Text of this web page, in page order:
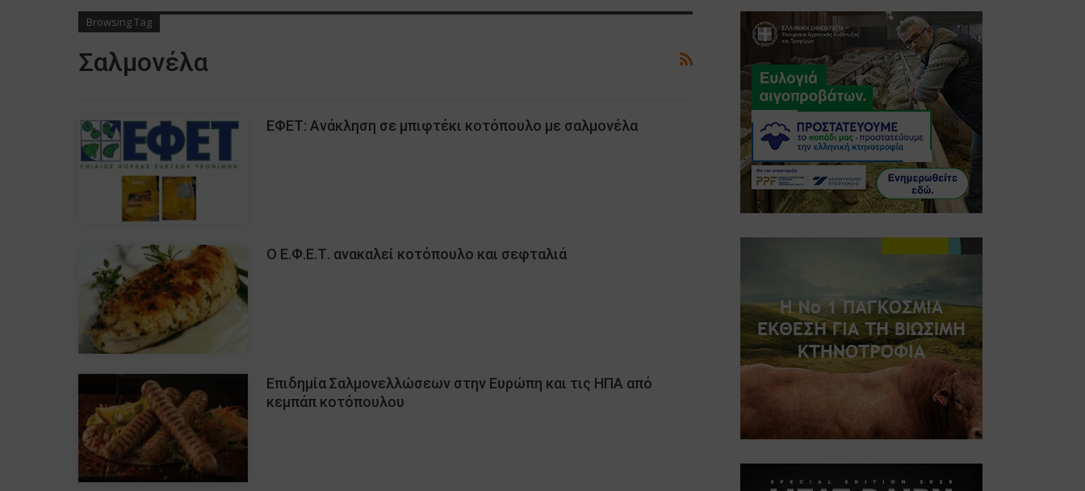
Browsing Tag
Σαλμονέλα
ΕΦΕΤ: Ανάκληση σε μπιφτέκι κοτόπουλο με σαλμονέλα
Ο Ε.Φ.Ε.Τ. ανακαλεί κοτόπουλο και σεφταλιά
Επιδημία Σαλμονελλώσεων στην Ευρώπη και τις ΗΠΑ από
κεμπάπ κοτόπουλου